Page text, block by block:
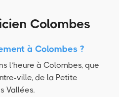
Colombes
à Colombes ?
l’heure à Colombes, que
ville, de la Petite
Vallées.